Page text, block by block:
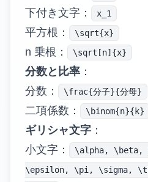
下付き文字： x_1
平方根： \sqrt{x}
n 乗根： \sqrt[n]{x}
分数と比率 ：
分数：
\frac{分子}{分母}
二項係数： \binom{n}{k}
ギリシャ文字 ：
小文字：
\alpha, \beta,
\epsilon, \pi, \sigma,